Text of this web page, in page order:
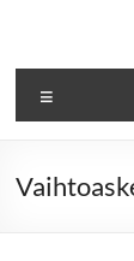
ry
sivut